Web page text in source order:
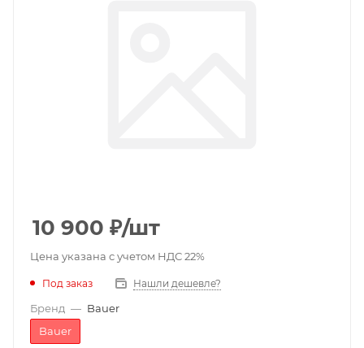
10 900 ₽/шт
Цена указана с учетом НДС 22%
Под заказ Нашли дешевле?
Бренд — Bauer
Bauer